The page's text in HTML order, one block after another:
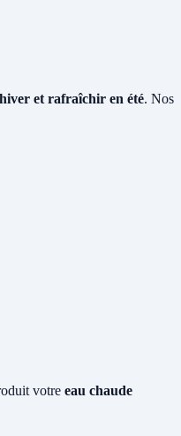
et rafraîchir en été. Nos
votre eau chaude